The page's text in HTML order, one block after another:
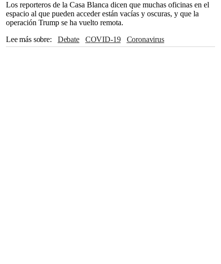
Los reporteros de la Casa Blanca dicen que muchas oficinas en el
espacio al que pueden acceder están vacías y oscuras, y que la
operación Trump se ha vuelto remota.
Lee más sobre
Debate COVID-19
Coronavirus